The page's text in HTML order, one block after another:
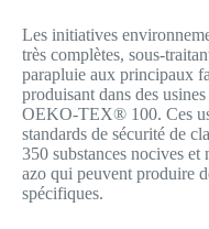
Les initiatives
très complètes, sous-
parapluie aux principaux
produisant dans des
OEKO-TEX® 100. Ces
standards de sécurité de
350 substances nocives et
azo qui peuvent produire
spécifiques.